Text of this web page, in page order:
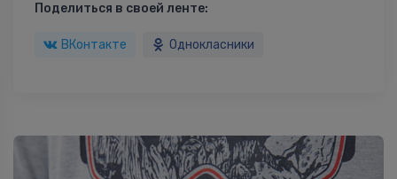
Поделиться в своей ленте:
ВКонтакте Однокласники